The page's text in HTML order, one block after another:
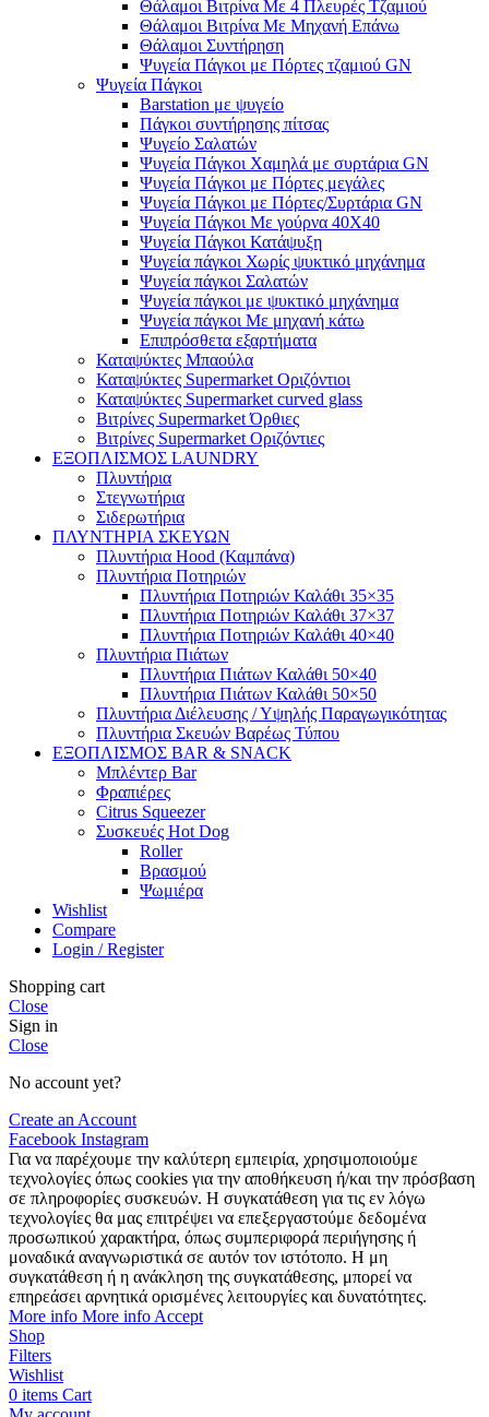
Θάλαμοι Βιτρίνα Με 4 Πλευρές Τζαμιού
Θάλαμοι Βιτρίνα Με Μηχανή Επάνω
Θάλαμοι Συντήρηση
Ψυγεία Πάγκοι με Πόρτες τζαμιού GN
Ψυγεία Πάγκοι
Barstation με ψυγείο
Πάγκοι συντήρησης πίτσας
Ψυγείο Σαλατών
Ψυγεία Πάγκοι Χαμηλά με συρτάρια GN
Ψυγεία Πάγκοι με Πόρτες μεγάλες
Ψυγεία Πάγκοι με Πόρτες/Συρτάρια GN
Ψυγεία Πάγκοι Με γούρνα 40Χ40
Ψυγεία Πάγκοι Κατάψυξη
Ψυγεία πάγκοι Χωρίς ψυκτικό μηχάνημα
Ψυγεία πάγκοι Σαλατών
Ψυγεία πάγκοι με ψυκτικό μηχάνημα
Ψυγεία πάγκοι Με μηχανή κάτω
Επιπρόσθετα εξαρτήματα
Καταψύκτες Μπαούλα
Καταψύκτες Supermarket Οριζόντιοι
Καταψύκτες Supermarket curved glass
Βιτρίνες Supermarket Όρθιες
Βιτρίνες Supermarket Οριζόντιες
ΕΞΟΠΛΙΣΜΟΣ LAUNDRY
Πλυντήρια
Στεγνωτήρια
Σιδερωτήρια
ΠΛΥΝΤΗΡΙΑ ΣΚΕΥΩΝ
Πλυντήρια Hood (Καμπάνα)
Πλυντήρια Ποτηριών
Πλυντήρια Ποτηριών Καλάθι 35×35
Πλυντήρια Ποτηριών Καλάθι 37×37
Πλυντήρια Ποτηριών Καλάθι 40×40
Πλυντήρια Πιάτων
Πλυντήρια Πιάτων Καλάθι 50×40
Πλυντήρια Πιάτων Καλάθι 50×50
Πλυντήρια Διέλευσης / Υψηλής Παραγωγικότητας
Πλυντήρια Σκευών Βαρέως Τύπου
ΕΞΟΠΛΙΣΜΟΣ BAR & SNACK
Μπλέντερ Bar
Φραπιέρες
Citrus Squeezer
Συσκευές Hot Dog
Roller
Βρασμού
Ψωμιέρα
Wishlist
Compare
Login / Register
Shopping cart
Close
Sign in
Close
No account yet?
Create an Account
Facebook Instagram
Για να παρέχουμε την καλύτερη εμπειρία, χρησιμοποιούμε
τεχνολογίες όπως cookies για την αποθήκευση ή/και την πρόσβαση
σε πληροφορίες συσκευών. Η συγκατάθεση για τις εν λόγω
τεχνολογίες θα μας επιτρέψει να επεξεργαστούμε δεδομένα
προσωπικού χαρακτήρα, όπως συμπεριφορά περιήγησης ή
μοναδικά αναγνωριστικά σε αυτόν τον ιστότοπο. Η μη
συγκατάθεση ή η ανάκληση της συγκατάθεσης, μπορεί να
επηρεάσει αρνητικά ορισμένες λειτουργίες και δυνατότητες.
More info More info Accept
Shop
Filters
Wishlist
0 items Cart